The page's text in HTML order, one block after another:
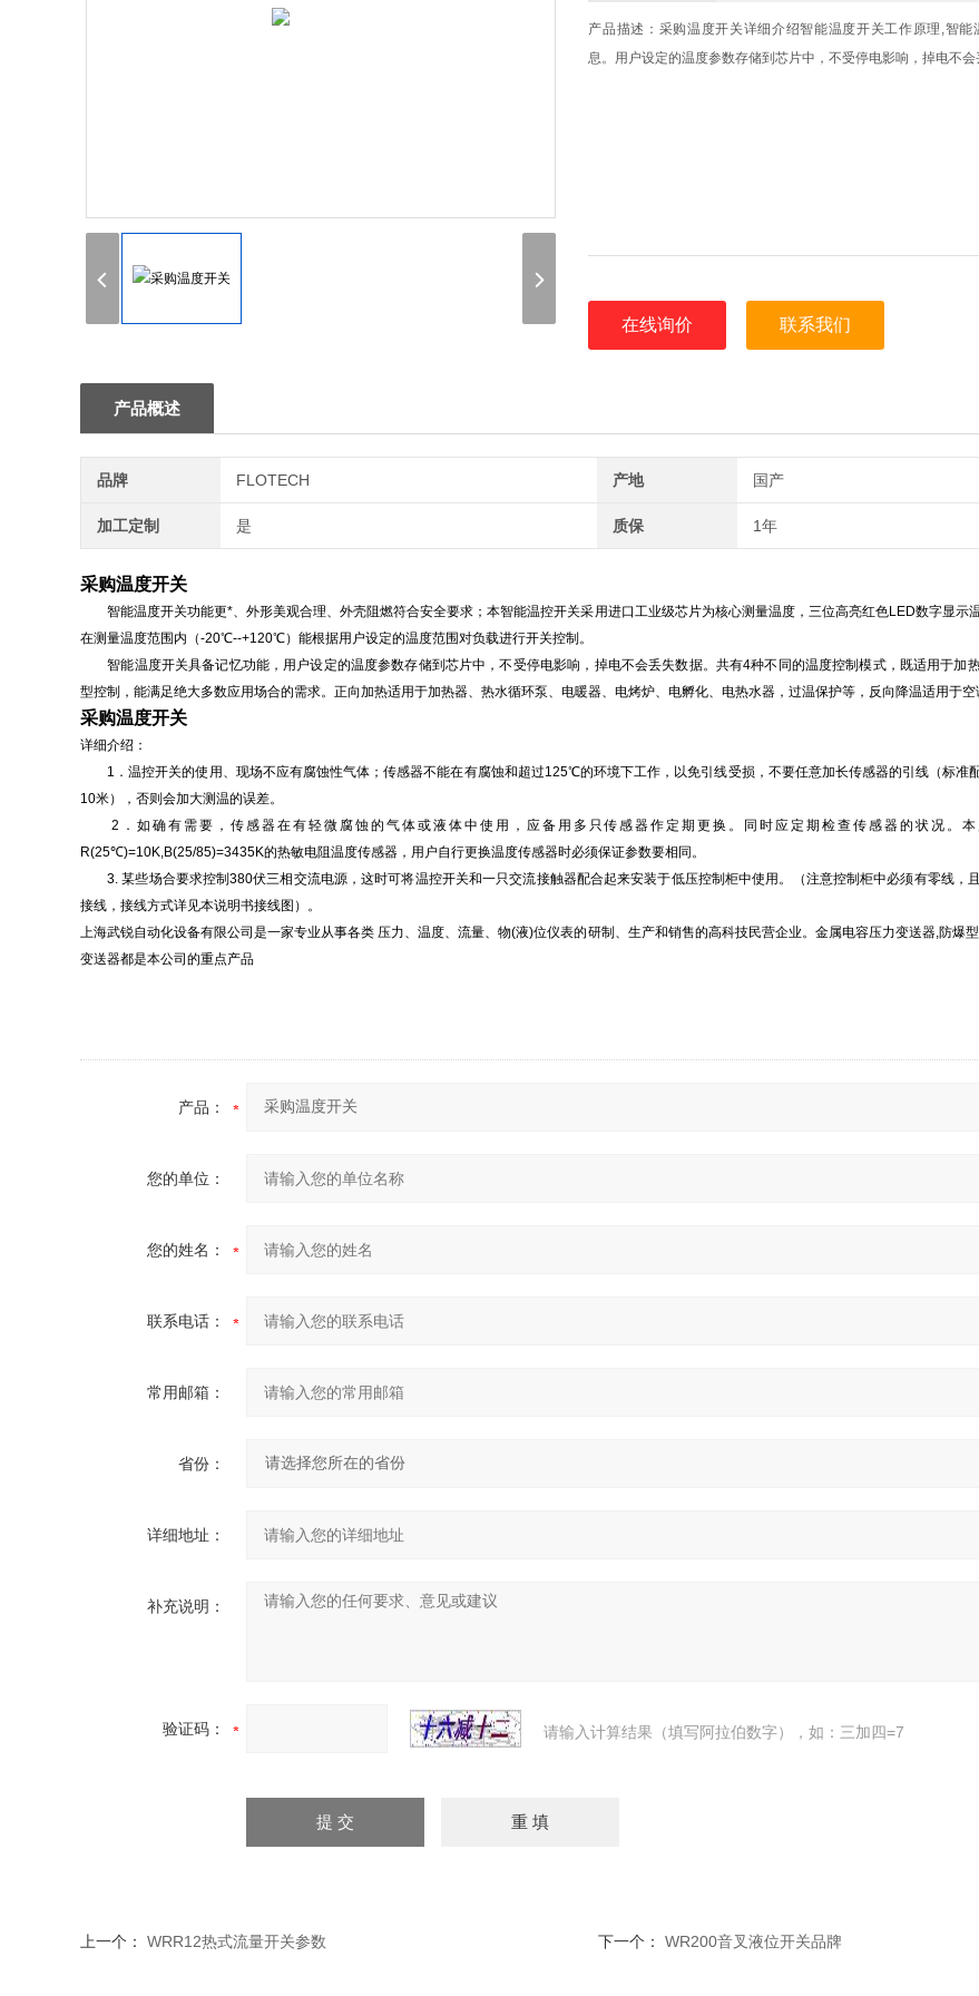
产品描述：采购温度开关详细介绍智能温度开关工作原理,智能
息。用户设定的温度参数存储到芯片中，不受停电影响，掉电不会
在线询价 联系我们
产品概述
品牌 FLOTECH 产地 国产
加工定制 是 质保 1年
采购温度开关
智能温度开关功能更*、外形美观合理、外壳阻燃符合安全要求；本智能温控开关采用进口工业级芯片为核心测量温度，三位高亮红色LED数字显示
在测量温度范围内（-20℃--+120℃）能根据用户设定的温度范围对负载进行开关控制。
智能温度开关具备记忆功能，用户设定的温度参数存储到芯片中，不受停电影响，掉电不会丢失数据。共有4种不同的温度控制模式，既适用于加
型控制，能满足绝大多数应用场合的需求。正向加热适用于加热器、热水循环泵、电暖器、电烤炉、电孵化、电热水器，过温保护等，反向降温适用于空
采购温度开关
详细介绍：
1．温控开关的使用、现场不应有腐蚀性气体；传感器不能在有腐蚀和超过125℃的环境下工作，以免引线受损，不要任意加长传感器的引线（标准
10米），否则会加大测温的误差。
2．如确有需要，传感器在有轻微腐蚀的气体或液体中使用，应备用多只传感器作定期更换。同时应定期检查传感器的状况。本
R(25℃)=10K,B(25/85)=3435K的热敏电阻温度传感器，用户自行更换温度传感器时必须保证参数要相同。
3. 某些场合要求控制380伏三相交流电源，这时可将温控开关和一只交流接触器配合起来安装于低压控制柜中使用。（注意控制柜中必须有零线，
接线，接线方式详见本说明书接线图）。
上海武锐自动化设备有限公司是一家专业从事各类 压力、温度、流量、物(液)位仪表的研制、生产和销售的高科技民营企业。金属电容压力变送器,防爆
变送器都是本公司的重点产品
产品：
您的单位：
您的姓名：
联系电话：
常用邮箱：
省份：
详细地址：
补充说明：
验证码： 请输入计算结果（填写阿拉伯数字），如：三加四=7
上一个： WRR12热式流量开关参数 下一个： WR200音叉液位开关品牌